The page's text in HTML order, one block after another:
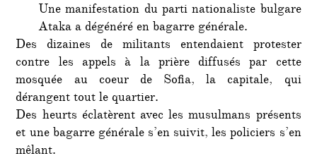
à
Une manifestation du parti nationaliste bulgare
Ataka a dégénéré en bagarre générale.
Des dizaines de militants entendaient protester
contre les appels à la prière diffusés par cette
mosquée au coeur de Sofia, la capitale, qui
dérangent tout le quartier.
Des heurts éclatèrent avec les musulmans présents
et une bagarre générale s’en suivit, les policiers s’en
mêlant.